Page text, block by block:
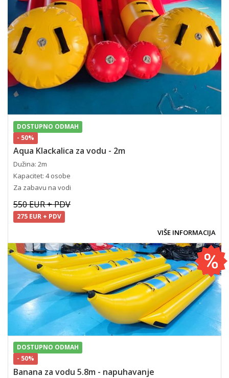
DOSTUPNO ODMAH
- 50%
Aqua Klackalica za vodu - 2m
Dužina: 2m
Kapacitet: 4 osobe
Za zabavu na vodi
550 EUR + PDV
275 EUR + PDV
VIŠE INFORMACIJA
DOSTUPNO ODMAH
- 50%
Banana za vodu 5.8m - napuhavanje